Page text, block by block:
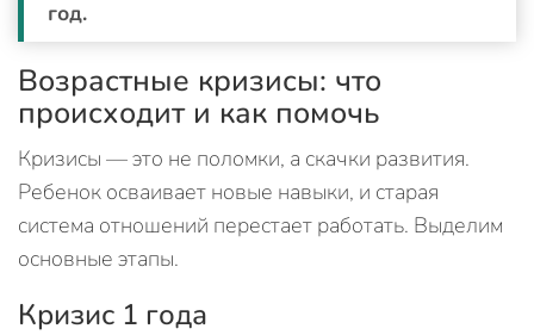
год.
Возрастные кризисы: что
происходит и как помочь
Кризисы — это не поломки, а скачки развития.
Ребенок осваивает новые навыки, и старая
система отношений перестает работать. Выделим
основные этапы.
Кризис 1 года